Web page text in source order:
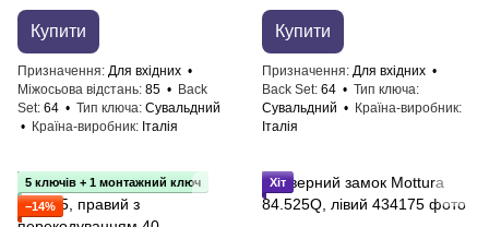
Купити
Призначення Для вхідних
Міжосьова відстань 85
Back
Set 64 Тип ключа Сувальдний
Країна-виробник
Італія
Купити
Призначення Для вхідних
Back Set 64
Тип ключа
Сувальдний
Країна-виробник
Італія
5 ключів + 1 монтажний ключ
−14%
Хіт